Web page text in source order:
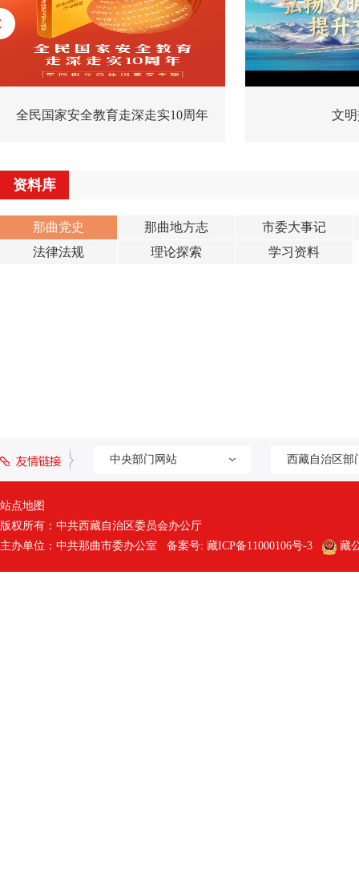
全民国家安全教育走深走实10周年 文
资料库
那曲党史 那曲地方志
市委大事记
法律法规
理论探索 学习资料
中央部门网站 西藏自治区部
站点地图
版权所有：中共西藏自治区委员会办公厅
主办单位：中共那曲市委办公室 备案号: 藏ICP备11000106号-3 藏